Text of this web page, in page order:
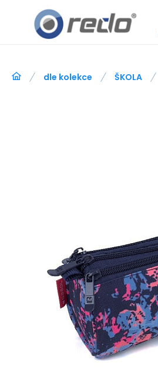
dle kolekce ŠKOLA